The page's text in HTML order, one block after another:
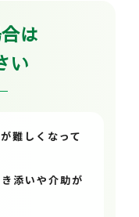
は
い
難しくなって
添いや介助が